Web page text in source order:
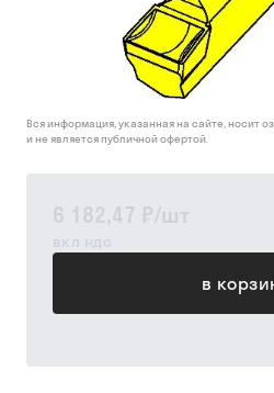
6 182,47 ₽/шт
вкл ндс
в
Вся информация, указанная на сайте, носит
и не является публичной офертой.